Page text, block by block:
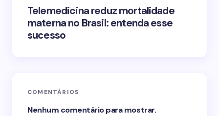
Telemedicina reduz mortalidade
materna no Brasil: entenda esse
sucesso
COMENTÁRIOS
Nenhum comentário para mostrar.